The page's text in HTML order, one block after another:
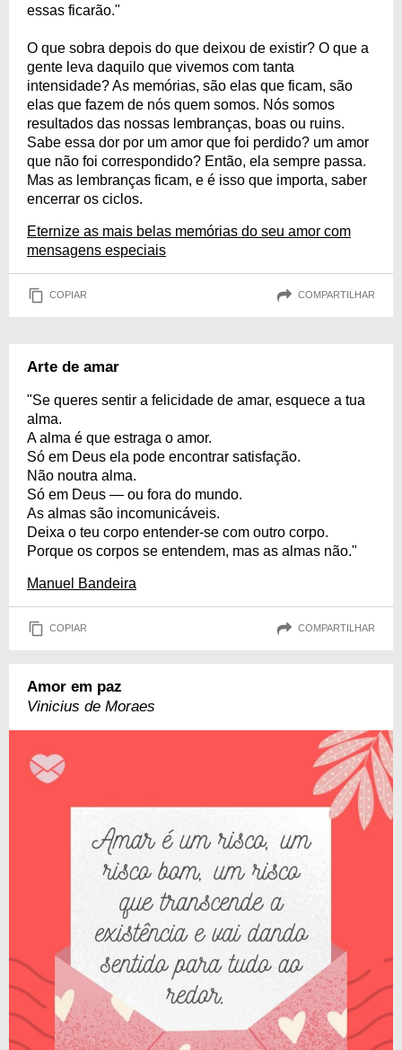
essas ficarão."
O que sobra depois do que deixou de existir? O que a
gente leva daquilo que vivemos com tanta
intensidade? As memórias, são elas que ficam, são
elas que fazem de nós quem somos. Nós somos
resultados das nossas lembranças, boas ou ruins.
Sabe essa dor por um amor que foi perdido? um amor
que não foi correspondido? Então, ela sempre passa.
Mas as lembranças ficam, e é isso que importa, saber
encerrar os ciclos.
Eternize as mais belas memórias do seu amor com
mensagens especiais
COPIAR COMPARTILHAR
Arte de amar
"Se queres sentir a felicidade de amar, esquece a tua
alma.
A alma é que estraga o amor.
Só em Deus ela pode encontrar satisfação.
Não noutra alma.
Só em Deus — ou fora do mundo.
As almas são incomunicáveis.
Deixa o teu corpo entender-se com outro corpo.
Porque os corpos se entendem, mas as almas não."
Manuel Bandeira
COPIAR COMPARTILHAR
Amor em paz
Vinicius de Moraes